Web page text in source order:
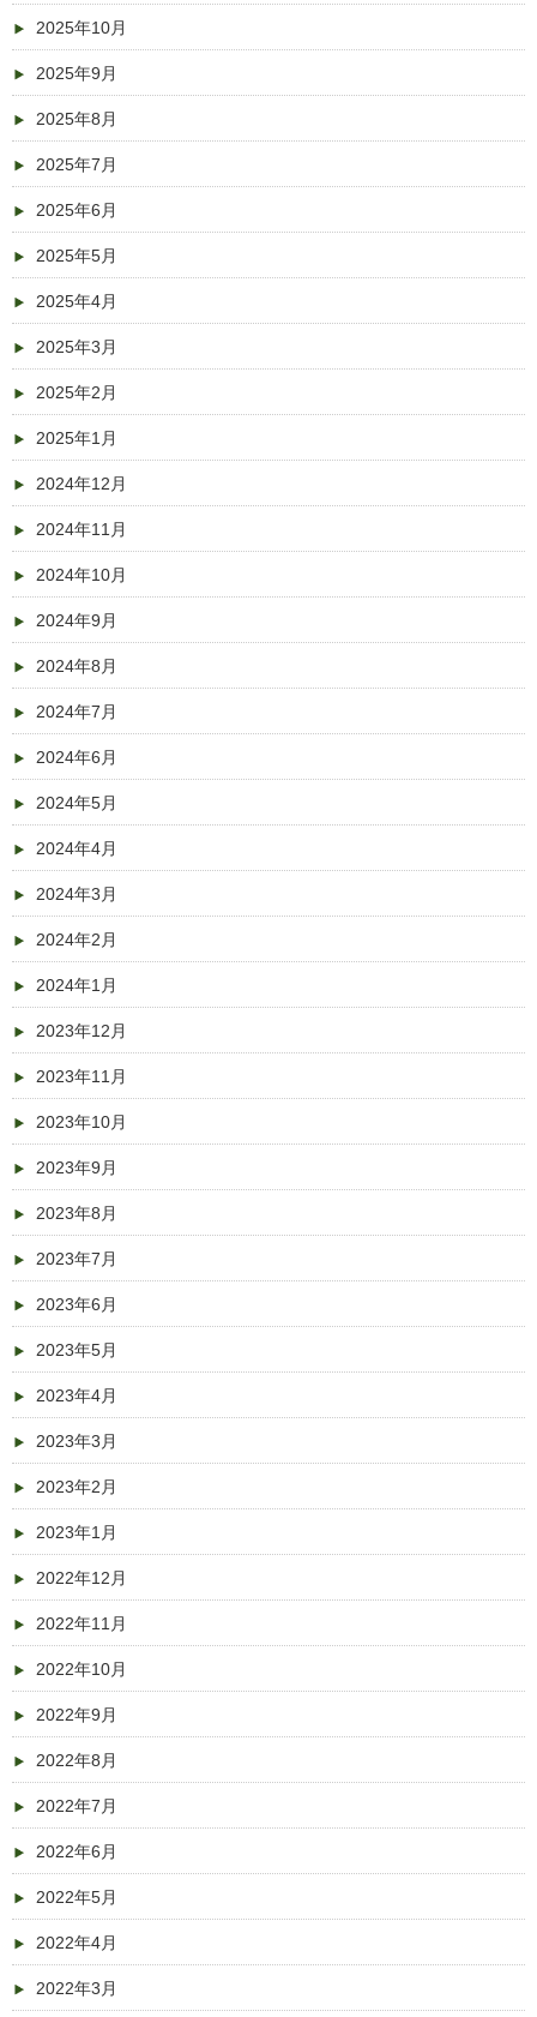
2025年10月
2025年9月
2025年8月
2025年7月
2025年6月
2025年5月
2025年4月
2025年3月
2025年2月
2025年1月
2024年12月
2024年11月
2024年10月
2024年9月
2024年8月
2024年7月
2024年6月
2024年5月
2024年4月
2024年3月
2024年2月
2024年1月
2023年12月
2023年11月
2023年10月
2023年9月
2023年8月
2023年7月
2023年6月
2023年5月
2023年4月
2023年3月
2023年2月
2023年1月
2022年12月
2022年11月
2022年10月
2022年9月
2022年8月
2022年7月
2022年6月
2022年5月
2022年4月
2022年3月